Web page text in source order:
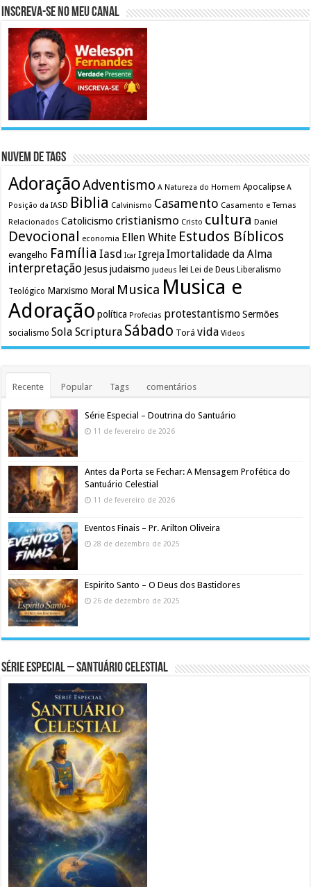
Inscreva-se no meu canal
Nuvem de Tags
AdoraçãoAdventismo A Natureza do Homem Apocalipse A
Posição da IASD Biblia Calvinismo Casamento Casamento e Temas
Relacionados Catolicismo cristianismo Cristo cultura Daniel
Devocional economia Ellen White Estudos Bíblicos
evangelho Família Iasd Icar Igreja Imortalidade da Alma
interpretação Jesusjudaismo judeus lei Lei de Deus Liberalismo
Teológico Marxismo Moral Musica Musica e
Adoração política Profecias protestantismo Sermões
socialismo Sola Scriptura Sábado Torá vida Videos
Recente Popular Tags comentários
Série Especial – Doutrina do Santuário
11 de fevereiro de 2026
Antes da Porta se Fechar: A Mensagem Profética do
Santuário Celestial
11 de fevereiro de 2026
Eventos Finais – Pr. Arilton Oliveira
28 de dezembro de 2025
Espirito Santo – O Deus dos Bastidores
26 de dezembro de 2025
Série Especial – Santuário Celestial